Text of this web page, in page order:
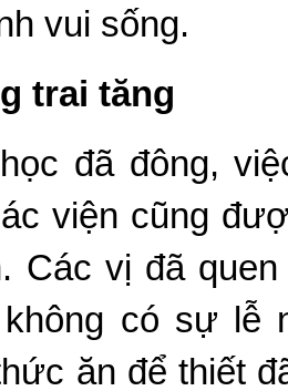
vui sống.
trai tăng
đã đông,
viện cũng
Các vị đã
có sự lễ
ăn để thiết